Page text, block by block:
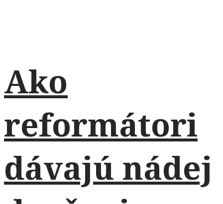
Ako
reformátori
dávajú nádej